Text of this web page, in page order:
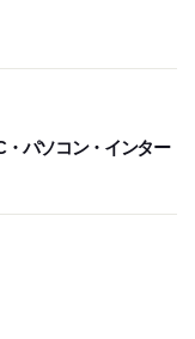
パソコン・インター